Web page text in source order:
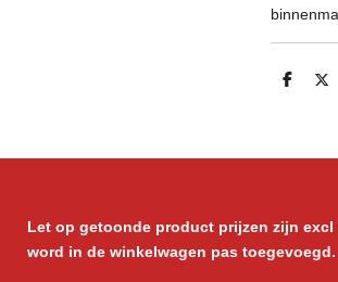
D
D
Let op getoonde product prijzen zijn excl
word in de winkelwagen pas toegevoegd.